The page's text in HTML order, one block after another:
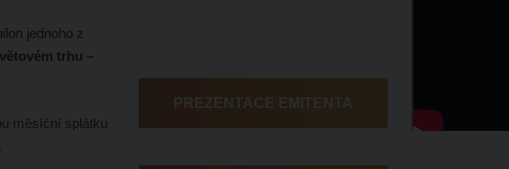
jednoho z
trhu –
měsíční splátku
PREZENTACE EMITENTA